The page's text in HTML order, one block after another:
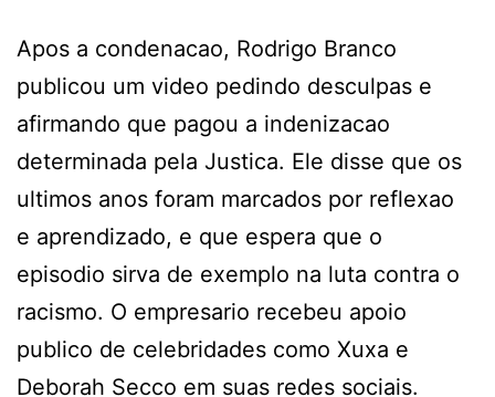
Apos a condenacao, Rodrigo Branco
publicou um video pedindo desculpas e
afirmando que pagou a indenizacao
determinada pela Justica. Ele disse que os
ultimos anos foram marcados por reflexao
e aprendizado, e que espera que o
episodio sirva de exemplo na luta contra o
racismo. O empresario recebeu apoio
publico de celebridades como Xuxa e
Deborah Secco em suas redes sociais.